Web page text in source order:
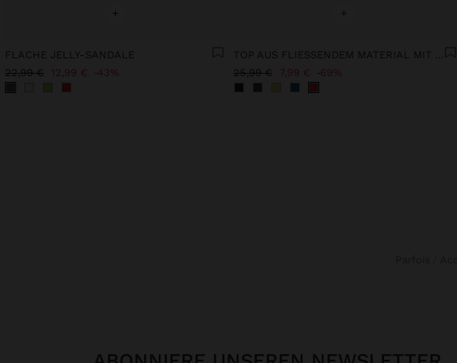
+
FLACHE JELLY-SANDALE
22,99 € 12,99 € 43%
+
TOP AUS FLIESSENDEM MATERIAL MIT V-AUSSCHNITT
25,99 € 7,99 € 69%